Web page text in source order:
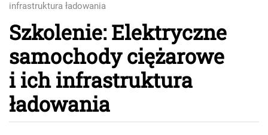
infrastruktura ładowania
Szkolenie: Elektryczne
samochody ciężarowe
i ich infrastruktura
ładowania